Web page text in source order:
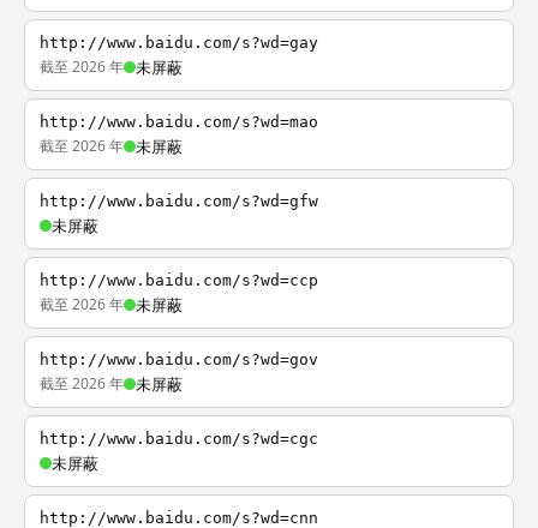
http://www.baidu.com/s?wd=gay
截至 2026 年 未屏蔽
http://www.baidu.com/s?wd=mao
截至 2026 年 未屏蔽
http://www.baidu.com/s?wd=gfw
未屏蔽
http://www.baidu.com/s?wd=ccp
截至 2026 年 未屏蔽
http://www.baidu.com/s?wd=gov
截至 2026 年 未屏蔽
http://www.baidu.com/s?wd=cgc
未屏蔽
http://www.baidu.com/s?wd=cnn